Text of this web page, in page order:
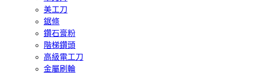
美工刀
鋸條
鑽石膏粉
階梯鑽頭
高級電工刀
金屬刷輪